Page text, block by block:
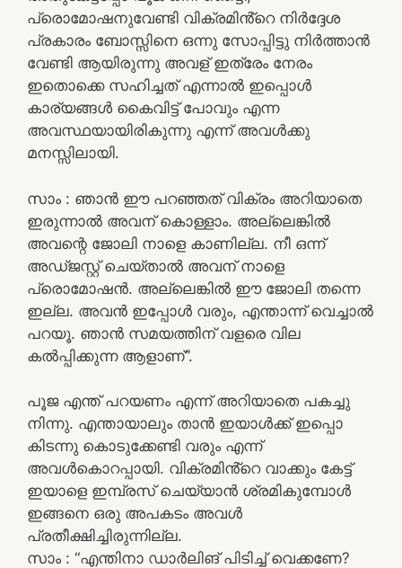
പ്രൊമോഷനുവേണ്ടി വിക്രമിൻ്റെ നിർദ്ദേശ
പ്രകാരം ബോസ്സിനെ ഒന്നു സോപ്പിട്ടു നിർത്താൻ
വേണ്ടി ആയിരുന്നു അവള് ഇത്രേം നേരം
ഇതൊക്കെ സഹിച്ചത് എന്നാൽ ഇപ്പൊൾ
കാര്യങ്ങൾ കൈവിട്ട് പോവും എന്ന
അവസ്ഥയായിരികുന്നു എന്ന് അവൾക്കു
മനസ്സിലായി.
സാം : ഞാൻ ഈ പറഞ്ഞത് വിക്രം അറിയാതെ
ഇരുന്നാൽ അവന് കൊള്ളാം. അല്ലെങ്കിൽ
അവന്റെ ജോലി നാളെ കാണില്ല. നീ ഒന്ന്
അഡ്ജസ്റ്റ് ചെയ്താൽ അവന് നാളെ
പ്രൊമോഷൻ. അല്ലെങ്കിൽ ഈ ജോലി തന്നെ
ഇല്ല. അവൻ ഇപ്പോൾ വരും, എന്താന്ന് വെച്ചാൽ
പറയൂ. ഞാൻ സമയത്തിന് വളരെ വില
കൽപ്പിക്കുന്ന ആളാണ്”.
പൂജ എന്ത് പറയണം എന്ന് അറിയാതെ പകച്ചു
നിന്നു. എന്തായാലും താൻ ഇയാൾക്ക് ഇപ്പൊ
കിടന്നു കൊടുക്കേണ്ടി വരും എന്ന്
അവൾകൊറപ്പായി. വിക്രമിൻ്റെ വാക്കും കേട്ട്
ഇയാളെ ഇമ്പ്രസ് ചെയ്യാൻ ശ്രമികുമ്പോൾ
ഇങ്ങനെ ഒരു അപകടം അവൾ
പ്രതീക്ഷിച്ചിരുന്നില്ല.
സാം : “എന്തിനാ ഡാർലിങ് പിടിച്ച് വെക്കണേ?